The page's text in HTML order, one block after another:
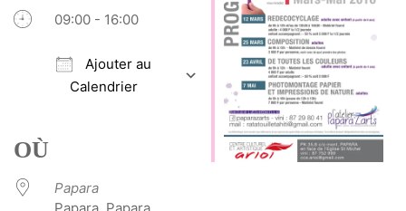
09:00 - 16:00
Ajouter au
Calendrier
Office 365Outlook Live
OÙ
Papara